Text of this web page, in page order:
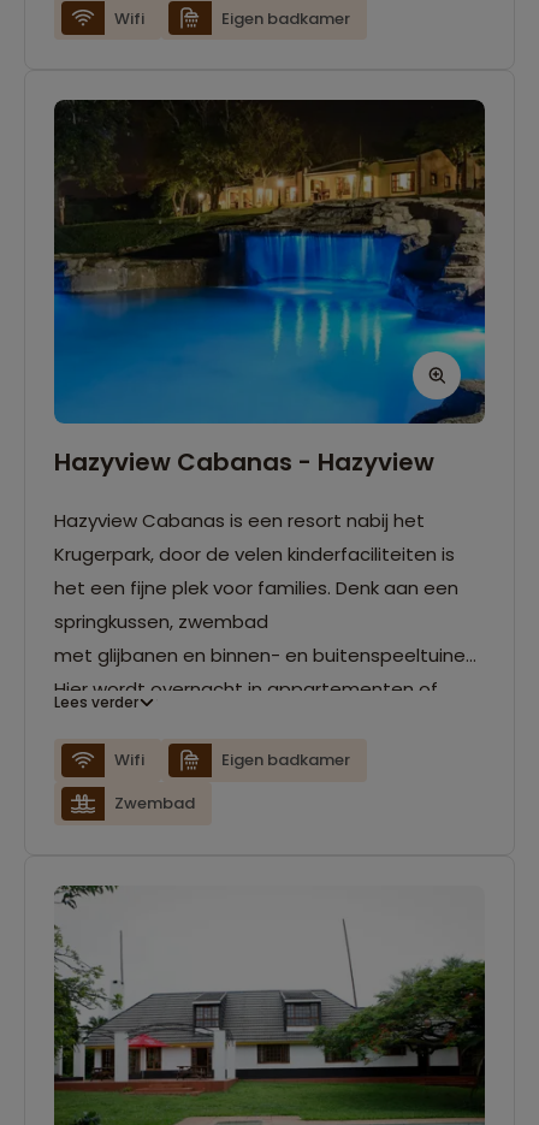
Wifi Eigen badkamer
Hazyview Cabanas - Hazyview
Hazyview Cabanas is een resort nabij het
Krugerpark, door de velen kinderfaciliteiten is
het een fijne plek voor families. Denk aan een
springkussen, zwembad
met glijbanen en binnen- en buitenspeeltuinen.
Hier wordt overnacht in appartementen of
deelt met een andere familie. Dit betekent dat
je de gemeenschappelijke ruimtes zoals keuken
en woonkamer deelt, maar verder wel over je
Lees verder
Wifi
Eigen badkamer
Zwembad